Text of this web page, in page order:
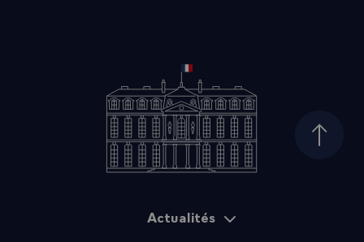
Haut
Actualités